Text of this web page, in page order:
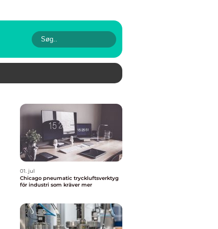
01. jul
Chicago pneumatic tryckluftsverktyg
för industri som kräver mer